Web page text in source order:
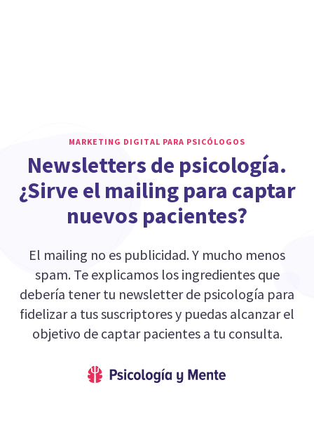
MARKETING DIGITAL PARA PSICÓLOGOS
Newsletters de psicología.
¿Sirve el mailing para captar
nuevos pacientes?
El mailing no es publicidad. Y mucho menos
spam. Te explicamos los ingredientes que
debería tener tu newsletter de psicología para
fidelizar a tus suscriptores y puedas alcanzar el
objetivo de captar pacientes a tu consulta.